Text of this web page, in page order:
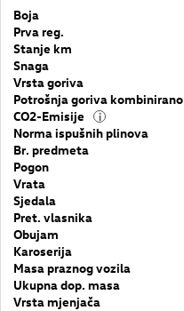
Boja
Prva reg.
Stanje km
Snaga
Vrsta goriva
Potrošnja goriva kombinirano
CO2-Emisije
i
Norma ispušnih plinova
Br. predmeta
Pogon
Vrata
Sjedala
Pret. vlasnika
Obujam
Karoserija
Masa praznog vozila
Ukupna dop. masa
Vrsta mjenjača